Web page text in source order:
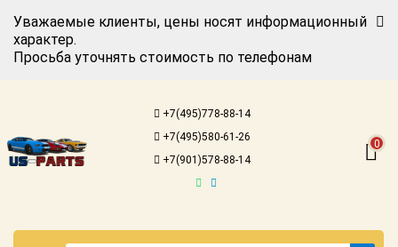
Уважаемые клиенты, цены носят информационный
характер.
Просьба уточнять стоимость по телефонам
+7(495)778-88-14
+7(495)580-61-26
+7(901)578-88-14
0
Авторизация
американских
автомобилей